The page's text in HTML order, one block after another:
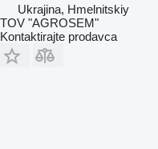
Ukrajina, Hmelnitskiy
TOV "AGROSEM"
Kontaktirajte prodavca